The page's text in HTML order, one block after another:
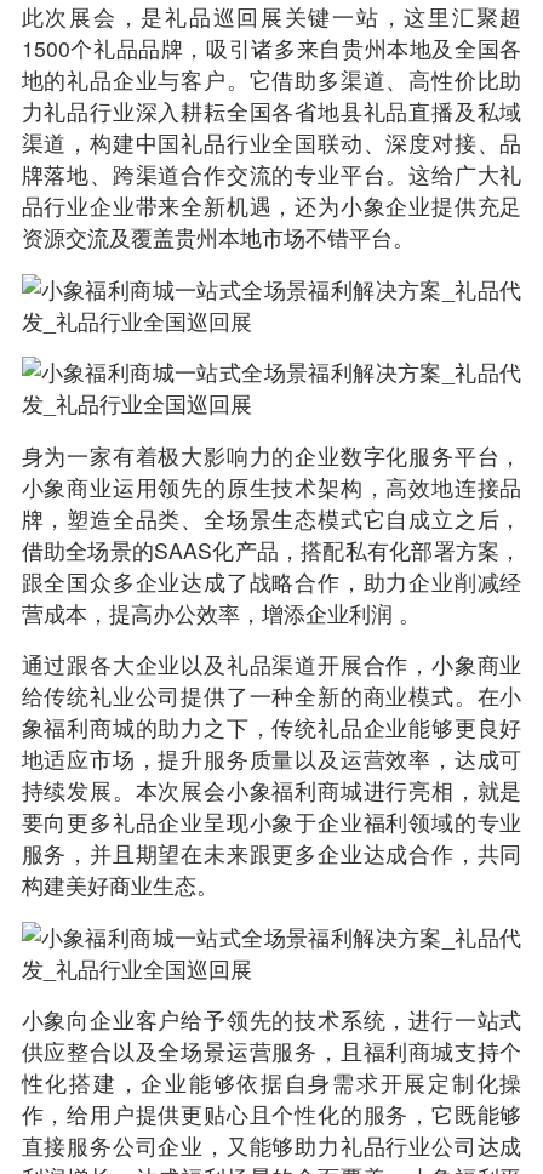
此次展会，是礼品巡回展关键一站，这里汇聚超
1500个礼品品牌，吸引诸多来自贵州本地及全国各
地的礼品企业与客户。它借助多渠道、高性价比助
力礼品行业深入耕耘全国各省地县礼品直播及私域
渠道，构建中国礼品行业全国联动、深度对接、品
牌落地、跨渠道合作交流的专业平台。这给广大礼
品行业企业带来全新机遇，还为小象企业提供充足
资源交流及覆盖贵州本地市场不错平台。
身为一家有着极大影响力的企业数字化服务平台，
小象商业运用领先的原生技术架构，高效地连接品
牌，塑造全品类、全场景生态模式它自成立之后，
借助全场景的SAAS化产品，搭配私有化部署方案，
跟全国众多企业达成了战略合作，助力企业削减经
营成本，提高办公效率，增添企业利润 。
通过跟各大企业以及礼品渠道开展合作，小象商业
给传统礼业公司提供了一种全新的商业模式。在小
象福利商城的助力之下，传统礼品企业能够更良好
地适应市场，提升服务质量以及运营效率，达成可
持续发展。本次展会小象福利商城进行亮相，就是
要向更多礼品企业呈现小象于企业福利领域的专业
服务，并且期望在未来跟更多企业达成合作，共同
构建美好商业生态。
小象向企业客户给予领先的技术系统，进行一站式
供应整合以及全场景运营服务，且福利商城支持个
性化搭建，企业能够依据自身需求开展定制化操
作，给用户提供更贴心且个性化的服务，它既能够
直接服务公司企业，又能够助力礼品行业公司达成